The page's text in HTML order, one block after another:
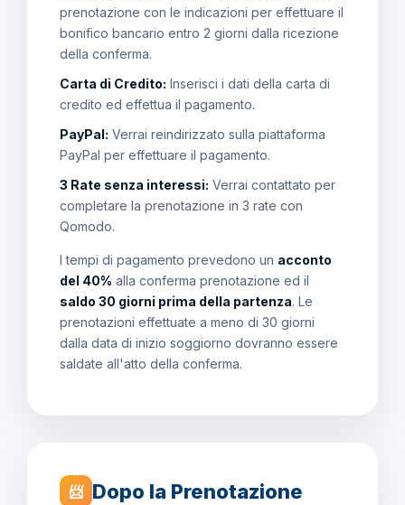
prenotazione con le indicazioni per effettuare il
bonifico bancario entro 2 giorni dalla ricezione
della conferma.
Carta di Credito: Inserisci i dati della carta di
credito ed effettua il pagamento.
PayPal: Verrai reindirizzato sulla piattaforma
PayPal per effettuare il pagamento.
3 Rate senza interessi: Verrai contattato per
completare la prenotazione in 3 rate con
Qomodo.
I tempi di pagamento prevedono un acconto
del 40% alla conferma prenotazione ed il
saldo 30 giorni prima della partenza. Le
prenotazioni effettuate a meno di 30 giorni
dalla data di inizio soggiorno dovranno essere
saldate all'atto della conferma.
📨 Dopo la Prenotazione